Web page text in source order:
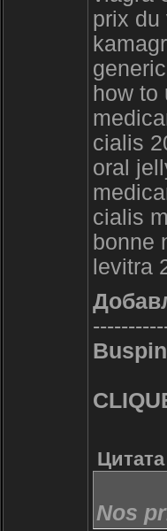
prix du
how to
cialis
oral
cialis
bonne
levitra
Цитата
Nos